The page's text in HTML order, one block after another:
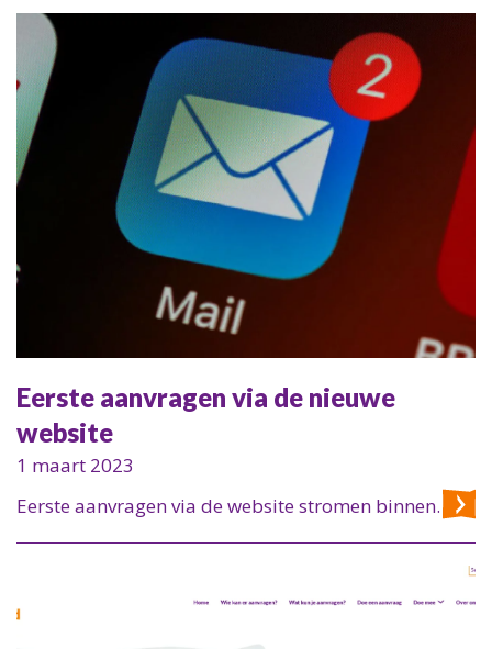
Eerste aanvragen via de nieuwe
website
1 maart 2023
Eerste aanvragen via de website stromen binnen.